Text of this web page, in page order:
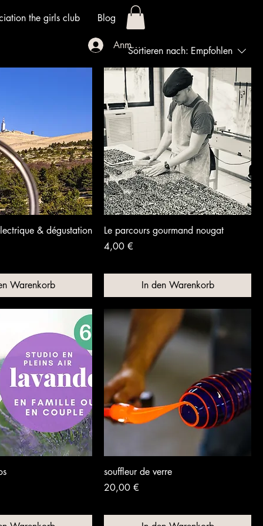
the girls club Blog
Anmelden
Sortieren nach: Empfohlen
& dégustation
Warenkorb
Le parcours gourmand nougat
Preis
4,00 €
In den Warenkorb
souffleur de verre
Preis
20,00 €